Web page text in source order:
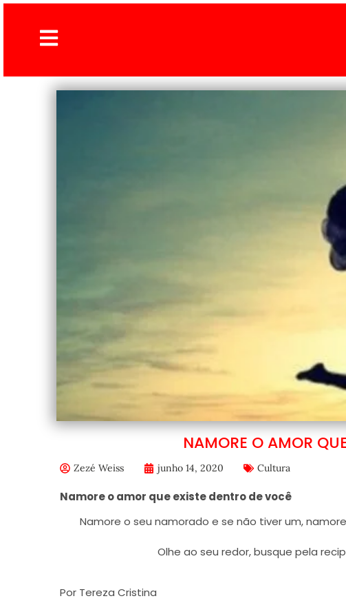
NAMORE O AMOR
Zezé Weiss junho 14, 2020 Cultura
Namore o amor que existe dentro de você
Namore o seu namorado e se não tiver um,
Olhe ao seu redor, busque pela
Por Tereza Cristina